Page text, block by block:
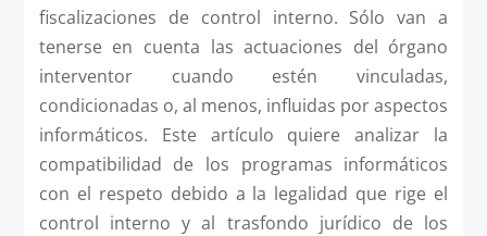
fiscalizaciones de control interno. Sólo van a
tenerse en cuenta las actuaciones del órgano
interventor cuando estén vinculadas,
condicionadas o, al menos, influidas por aspectos
informáticos. Este artículo quiere analizar la
compatibilidad de los programas informáticos
con el respeto debido a la legalidad que rige el
control interno y al trasfondo jurídico de los